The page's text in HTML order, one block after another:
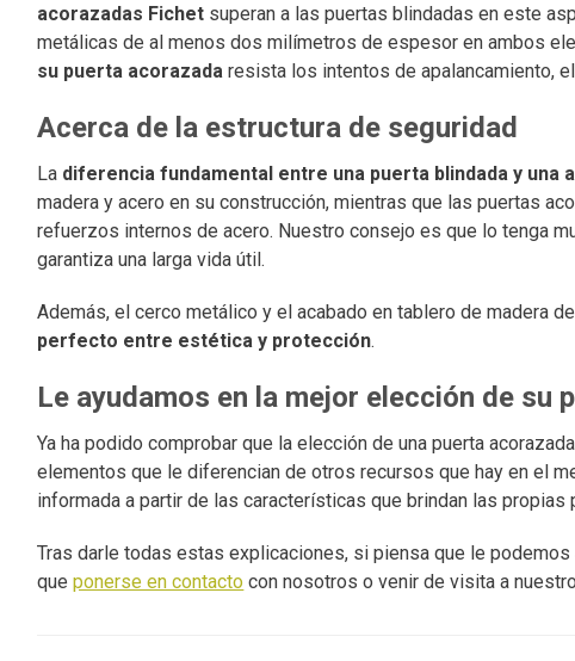
acorazadas Fichet superan a las puertas blindadas en este
metálicas de al menos dos milímetros de espesor en ambos
su puerta acorazada resista los intentos de apalancamiento,
Acerca de la estructura de seguridad
La diferencia fundamental entre una puerta blindada y una
madera y acero en su construcción, mientras que las puertas
refuerzos internos de acero. Nuestro consejo es que lo tenga
garantiza una larga vida útil.
Además, el cerco metálico y el acabado en tablero de madera
perfecto entre estética y protección.
Le ayudamos en la mejor elección de su
Ya ha podido comprobar que la elección de una puerta
elementos que le diferencian de otros recursos que hay en el
informada a partir de las características que brindan las propias
Tras darle todas estas explicaciones, si piensa que le
queponerse en contacto con nosotros o venir de visita a